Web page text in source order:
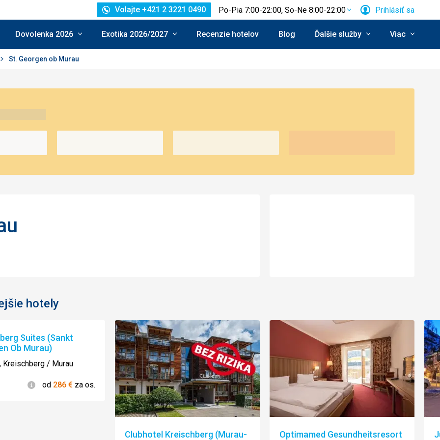
Volajte +421 2 3221 0490 Po-Pia 7:00-22:00, So-Ne 8:00-22:00 Prihlásiť sa
Dovolenka 2026 Exotika 2026/2027 Recenzie hotelov Blog Ďalšie služby Viac
St. Georgen ob Murau
hotely
Suites (Sankt
Ob Murau)
Kreischberg / Murau
Informácie
od 286 € za os.
Clubhotel Kreischberg (Murau-
Optimamed Gesundheitsresort